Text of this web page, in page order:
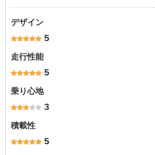
デザイン
5
走行性能
5
乗り心地
3
積載性
5